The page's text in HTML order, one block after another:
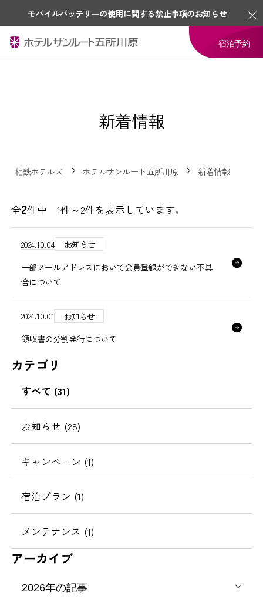
モバイルバッテリーの使用に関する禁止事項のお知らせ
宿泊予約
新着情報
相鉄ホテルズ ホテルサンルート五所川原 新着情報
全2件中 1件～2件を表示しています。
2024.10.04
お知らせ
一部メールアドレスにおいて会員登録ができない不具
合について
2024.10.01
お知らせ
領収書の分割発行について
カテゴリ
すべて (31)
お知らせ (28)
キャンペーン (1)
宿泊プラン (1)
メンテナンス (1)
アーカイブ
2026年の記事